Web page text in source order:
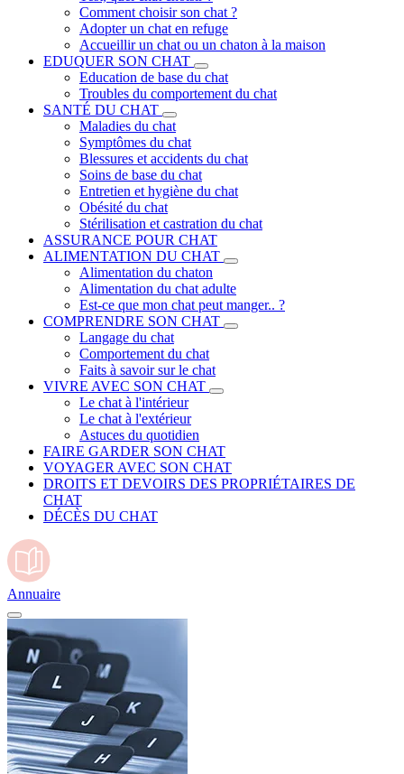
Comment choisir son chat ?
Adopter un chat en refuge
Accueillir un chat ou un chaton à la maison
EDUQUER SON CHAT
Education de base du chat
Troubles du comportement du chat
SANTÉ DU CHAT
Maladies du chat
Symptômes du chat
Blessures et accidents du chat
Soins de base du chat
Entretien et hygiène du chat
Obésité du chat
Stérilisation et castration du chat
ASSURANCE POUR CHAT
ALIMENTATION DU CHAT
Alimentation du chaton
Alimentation du chat adulte
Est-ce que mon chat peut manger.. ?
COMPRENDRE SON CHAT
Langage du chat
Comportement du chat
Faits à savoir sur le chat
VIVRE AVEC SON CHAT
Le chat à l'intérieur
Le chat à l'extérieur
Astuces du quotidien
FAIRE GARDER SON CHAT
VOYAGER AVEC SON CHAT
DROITS ET DEVOIRS DES PROPRIÉTAIRES DE
CHAT
DÉCÈS DU CHAT
Annuaire